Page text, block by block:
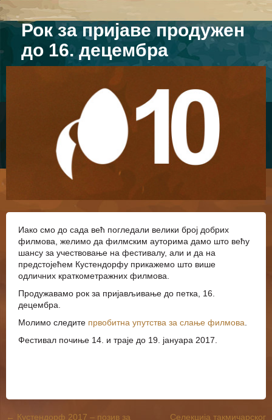
Рок за пријаве продужен
до 16. децембра
Иако смо до сада већ пoгледали велики број добрих
филмова, желимо да филмским ауторима дамо што већу
шансу за учествовање на фестивалу, али и да на
предстојећем Кустендорфу прикажемо што више
одличних краткометражних филмова.
Продужавамо рок за пријављивање до петка, 16.
децембра.
Молимо следите првобитна упутства за слање филмова
Фестивал почиње 14. и траје до 19. јануара 2017.
← Кустендорф 2017 – позив за
Селекција такмичарског